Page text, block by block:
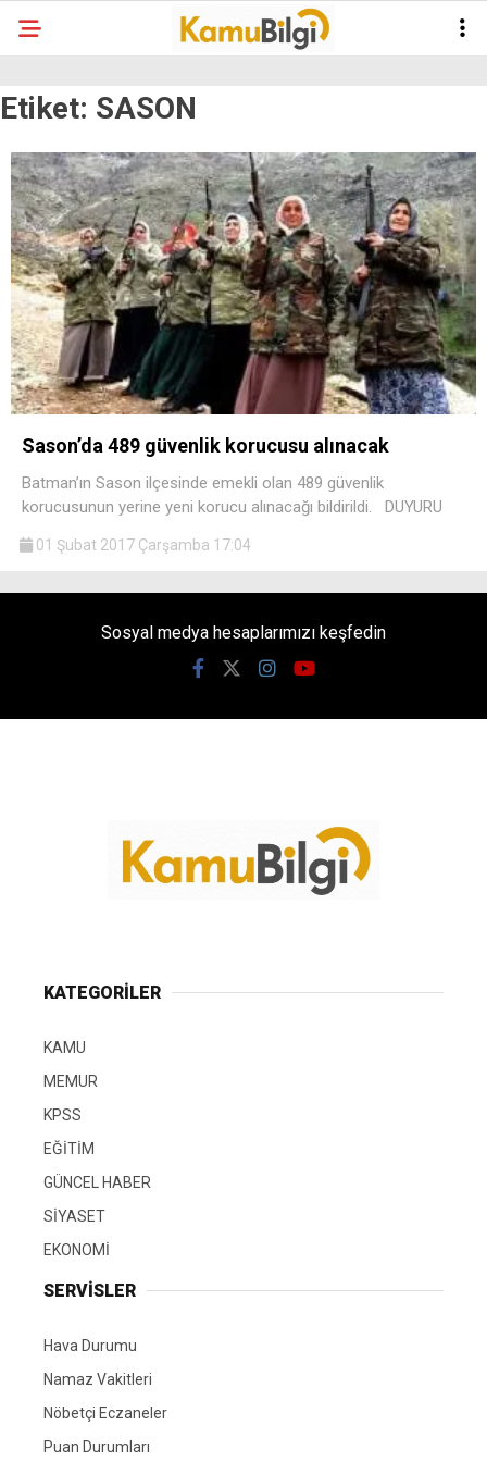
Etiket: SASON
Sason’da 489 güvenlik korucusu alınacak
Batman’ın Sason ilçesinde emekli olan 489 güvenlik
korucusunun yerine yeni korucu alınacağı bildirildi. DUYURU
01 Şubat 2017 Çarşamba 17:04
Sosyal medya hesaplarımızı keşfedin
KATEGORİLER
KAMU
MEMUR
KPSS
EĞİTİM
GÜNCEL HABER
SİYASET
EKONOMİ
SERVİSLER
Hava Durumu
Namaz Vakitleri
Nöbetçi Eczaneler
Puan Durumları